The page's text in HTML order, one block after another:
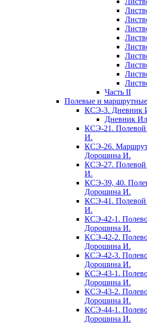
Часть II
Полевые и
КСЭ-3. Дневник
Дневник
КСЭ-21.
И.
КСЭ-26.
Дорошина И.
КСЭ-27.
И.
КСЭ-39, 40.
Дорошина И.
КСЭ-41.
И.
КСЭ-42-1.
Дорошина И.
КСЭ-42-2.
Дорошина И.
КСЭ-42-3.
Дорошина И.
КСЭ-43-1.
Дорошина И.
КСЭ-43-2.
Дорошина И.
КСЭ-44-1.
Дорошина И.